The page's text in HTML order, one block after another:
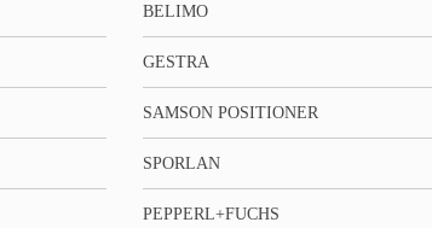
BELIMO
GESTRA
SAMSON POSITIONER
SPORLAN
PEPPERL+FUCHS